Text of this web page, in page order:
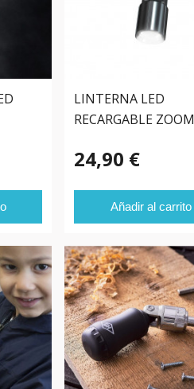
LINTERNA LED
RECARGABLE ZOOM
24,90 €
Añadir al carrito